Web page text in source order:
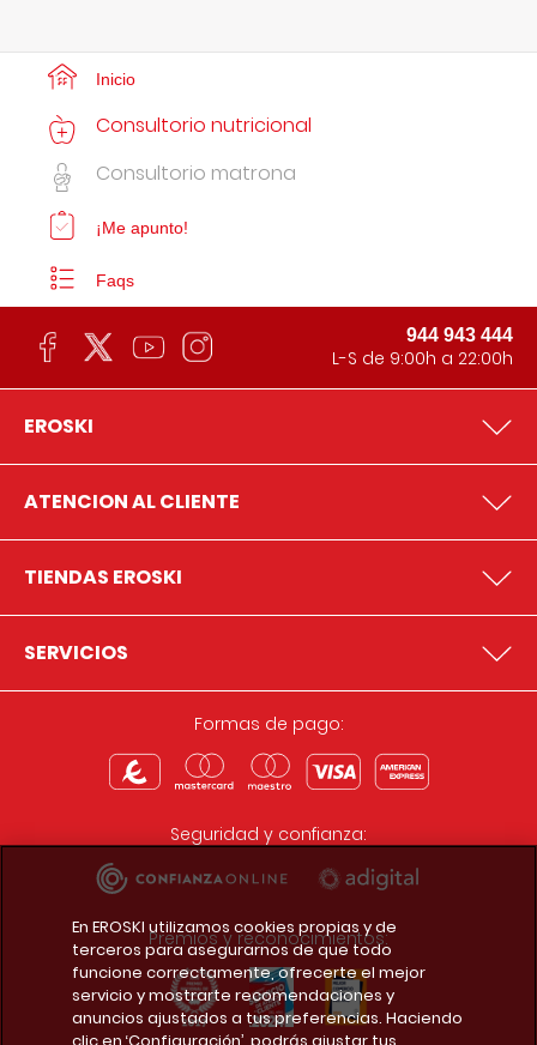
Inicio
Consultorio nutricional
Consultorio matrona
¡Me apunto!
Faqs
944 943 444
L-S de 9:00h a 22:00h
EROSKI
ATENCION AL CLIENTE
TIENDAS EROSKI
SERVICIOS
Formas de pago:
Seguridad y confianza:
Premios y reconocimientos:
En EROSKI utilizamos cookies propias y de
terceros para asegurarnos de que todo
funcione correctamente, ofrecerte el mejor
servicio y mostrarte recomendaciones y
anuncios ajustados a tus preferencias. Haciendo
clic en ‘Configuración’, podrás ajustar tus